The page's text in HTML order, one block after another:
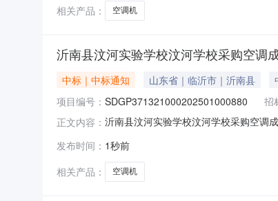
相关产品：
空调机
沂南县汶河实验学校汶河学校采购空调
中标｜中标通知 山东省｜临沂市｜沂南县
项目编号： SDGP371321000202501000880 招
正文内容： 沂南县汶河实验学校汶河学校采购空调
四、代理机构：山东省政府采购中心
3.00000013404.000000元七、采购小
发布时间： 1秒前
相关产品：
空调机